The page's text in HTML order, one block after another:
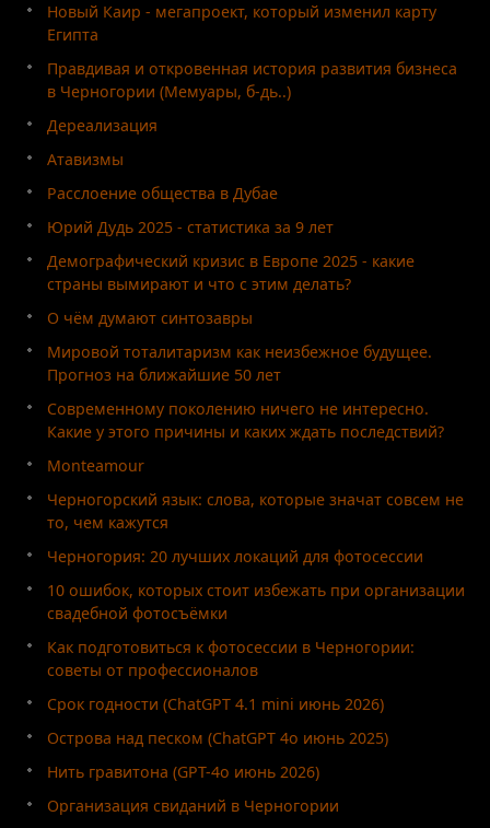
Новый Каир - мегапроект, который изменил карту
Египта
Правдивая и откровенная история развития бизнеса
в Черногории (Мемуары, б-дь..)
Дереализация
Атавизмы
Расслоение общества в Дубае
Юрий Дудь 2025 - статистика за 9 лет
Демографический кризис в Европе 2025 - какие
страны вымирают и что с этим делать?
О чём думают синтозавры
Мировой тоталитаризм как неизбежное будущее.
Прогноз на ближайшие 50 лет
Современному поколению ничего не интересно.
Какие у этого причины и каких ждать последствий?
Monteamour
Черногорский язык: слова, которые значат совсем не
то, чем кажутся
Черногория: 20 лучших локаций для фотосессии
10 ошибок, которых стоит избежать при организации
свадебной фотосъёмки
Как подготовиться к фотосессии в Черногории:
советы от профессионалов
Срок годности (ChatGPT 4.1 mini июнь 2026)
Острова над песком (ChatGPT 4o июнь 2025)
Нить гравитона (GPT-4o июнь 2026)
Организация свиданий в Черногории